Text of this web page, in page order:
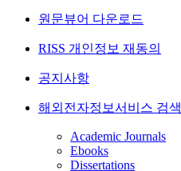
원문뷰어 다운로드
RISS 개인정보 재동의
공지사항
해외전자정보서비스 검색
Academic Journals
Ebooks
Dissertations